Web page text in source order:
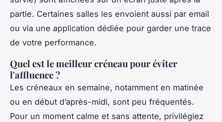
partie. Certaines salles les envoient aussi par email
ou via une application dédiée pour garder une trace
de votre performance.
Quel est le meilleur créneau pour éviter
l'affluence ?
Les créneaux en semaine, notamment en matinée
ou en début d’après-midi, sont peu fréquentés.
Pour un moment calme et sans attente, privilégiez